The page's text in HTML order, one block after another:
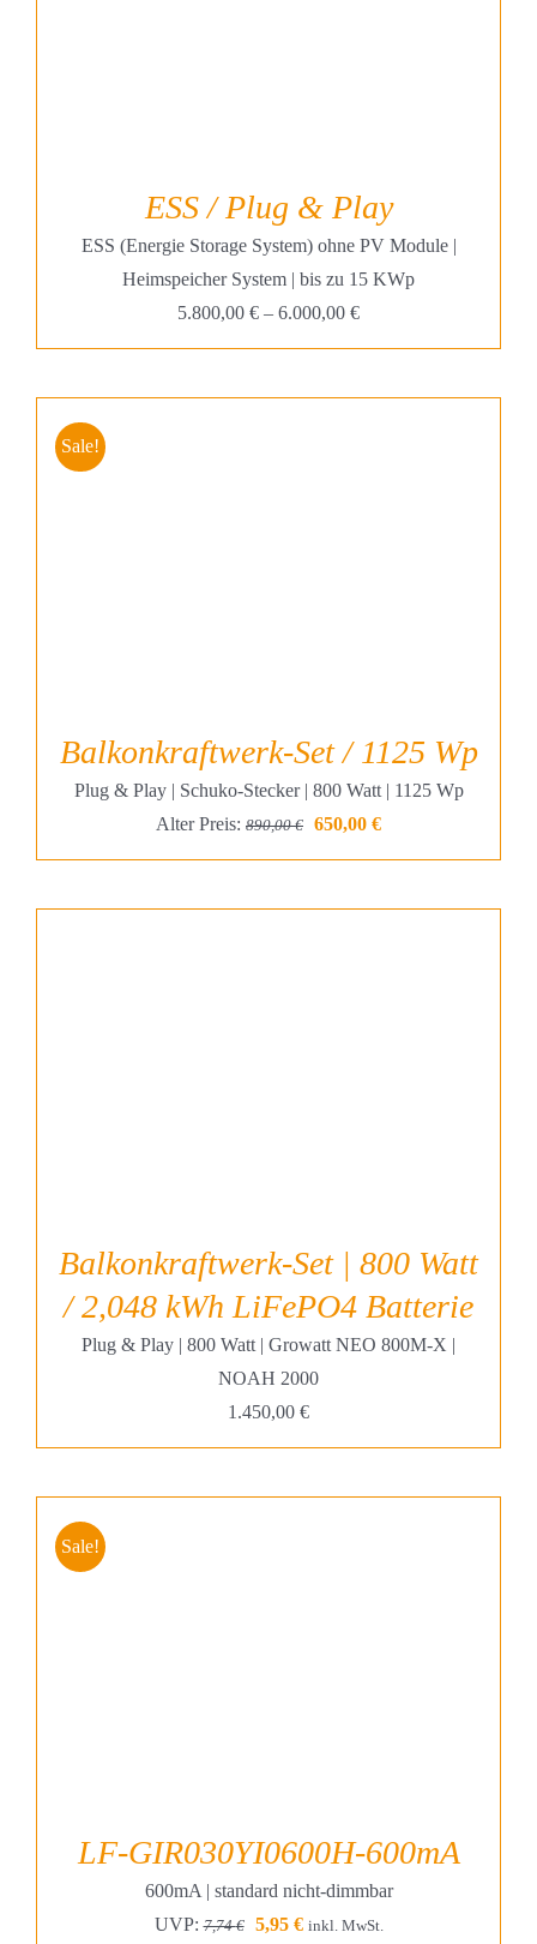
ESS / Plug & Play
ESS (Energie Storage System) ohne PV Module |
Heimspeicher System | bis zu 15 KWp
5.800,00 € – 6.000,00 €
Sale!
Balkonkraftwerk-Set / 1125 Wp
Plug & Play | Schuko-Stecker | 800 Watt | 1125 Wp
Alter Preis: 890,00€ Ursprünglicher
Preis
650,00 €Aktueller
Preis
Balkonkraftwerk-Set | 800 Watt
/ 2,048 kWh LiFePO4 Batterie
Plug & Play | 800 Watt | Growatt NEO 800M-X |
NOAH 2000
1.450,00 €
Sale!
LF-GIR030YI0600H-600mA
600mA | standard nicht-dimmbar
UVP: 7,74€
Ursprünglicher
5,95 €Aktueller
inkl. MwSt.